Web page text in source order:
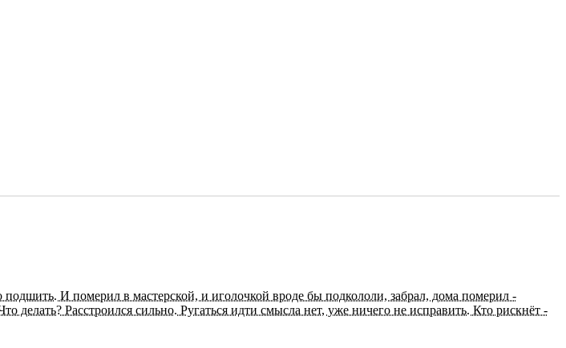
И померил в мастерской, и иголочкой вроде бы подкололи, забрал, дома померил -
Расстроился сильно. Ругаться идти смысла нет, уже ничего не исправить. Кто рискнёт -